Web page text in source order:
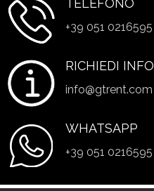
TELEFONO
+39 051 0216595
RICHIEDI INFO
info@gtrent.com
WHATSAPP
+39 051 0216595